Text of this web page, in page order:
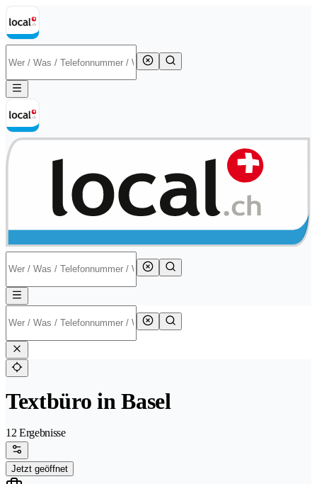
Textbüro in Basel
12 Ergebnisse
Jetzt geöffnet